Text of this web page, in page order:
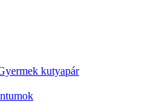
kutyapár